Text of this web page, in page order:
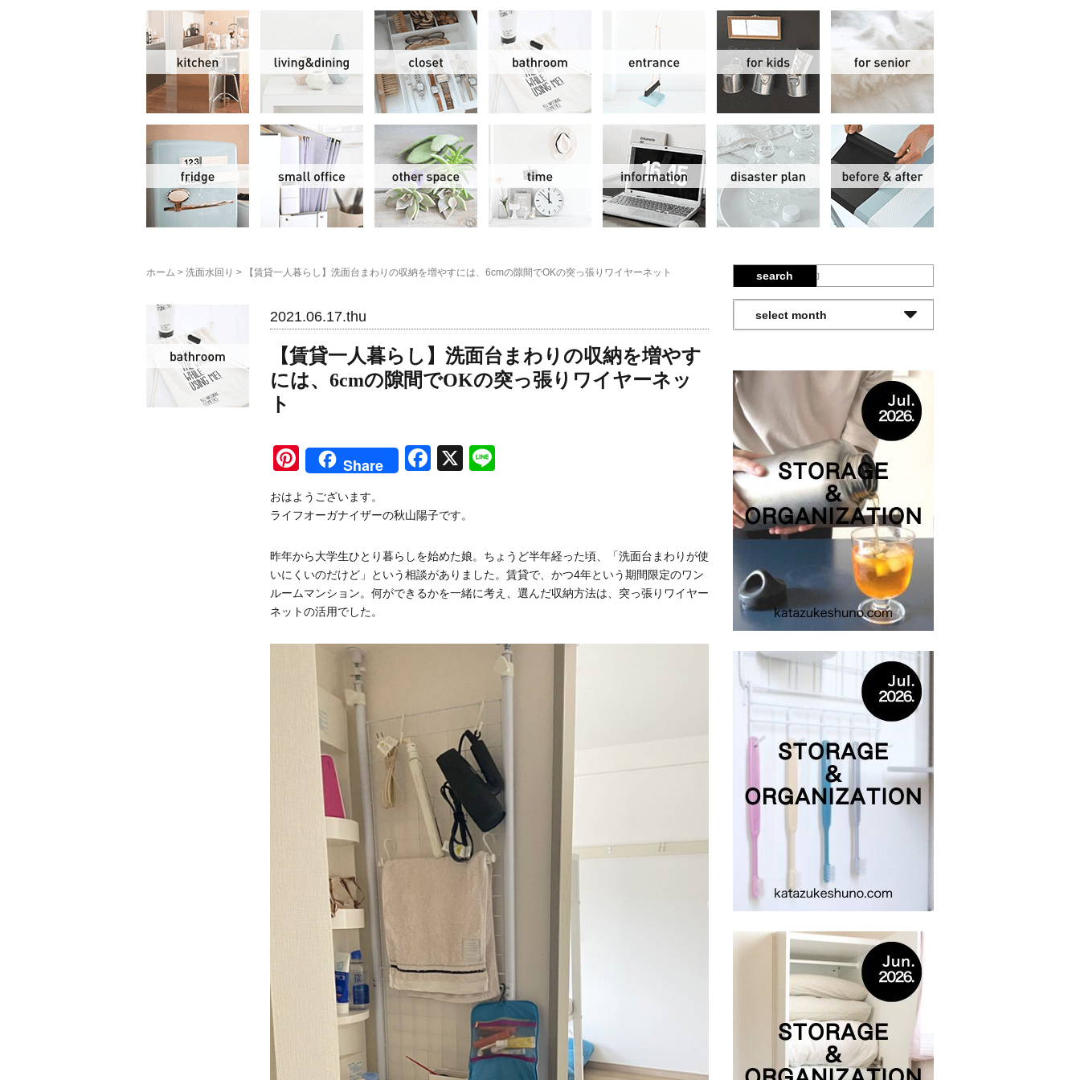
リビング＆ダイニング クローゼット 玄関 子供部屋
冷蔵庫 スモールオフィス 防災計画
ホーム > 洗面水回り > 【賃貸一人暮らし】洗面台まわりの収納を増やすには、6cmの隙間でOKの突っ張りワイヤーネット
洗面水回り
2021.06.17.thu
【賃貸一人暮らし】洗面台まわりの収納を増やす
には、6cmの隙間でOKの突っ張りワイヤーネッ
ト
Pinterest
Share Facebook
X
おはようございます。
ライフオーガナイザーの秋山陽子です。
昨年から大学生ひとり暮らしを始めた娘。ちょうど半年経った頃、「洗面台まわりが使
いにくいのだけど」という相談がありました。賃貸で、かつ4年という期間限定のワン
ルームマンション。何ができるかを一緒に考え、選んだ収納方法は、突っ張りワイヤー
ネットの活用でした。
search